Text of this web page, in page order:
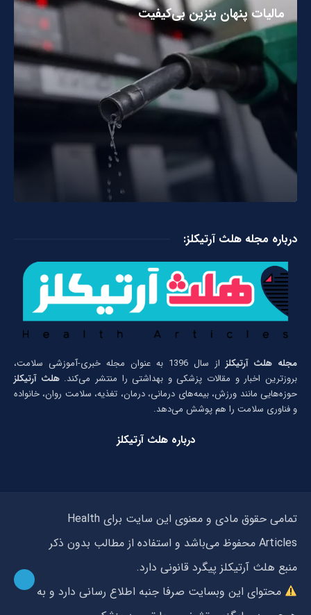
مالیات پنهان بنزین بی‌کیفیت
درباره مجله هلث آرتیکلز:
مجله هلث آرتیکلز
از سال 1396 به عنوان مجله خبری-آموزشی سلامت،
بروزترین اخبار و مقالات پزشکی و بهداشتی را منتشر می‌کند.هلث آرتیکلز
حوزه‌هایی مانند ورزش، بیمه‌های درمانی، درمان، تغذیه، سلامت روان، خانواده
و فناوری سلامت را هم پوشش می‌دهد.
درباره هلث آرتیکلز
تمامی حقوق مادی و معنوی این سایت برای Health
Articles محفوظ می‌باشد و استفاده از مطالب بدون ذکر
منبع هلث آرتیکلز پیگرد قانونی دارد.
محتوای این وبسایت صرفا جنبه اطلاع رسانی دارد و به